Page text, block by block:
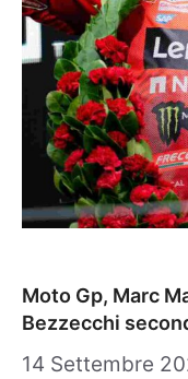
Moto Gp, Marc
Bezzecchi
14 Settembre